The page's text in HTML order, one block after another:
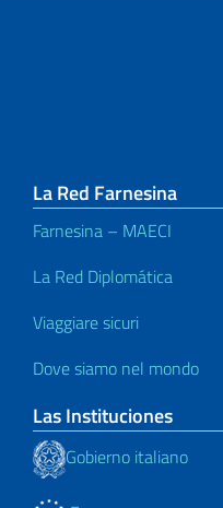
La Red Farnesina
Farnesina – MAECI
La Red Diplomática
Viaggiare sicuri
Dove siamo nel mondo
Las Instituciones
Gobierno italiano